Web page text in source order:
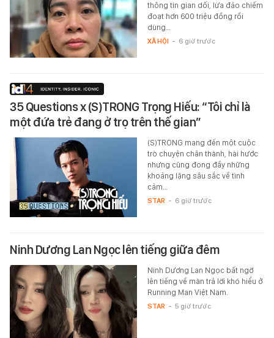
thông tin gian dối, lừa đảo chiếm
đoạt hơn 600 triệu đồng rồi
dùng…
XÃ HỘI - 6 giờ trước
35 Questions x (S)TRONG Trọng Hiếu: “Tôi chỉ là
một đứa trẻ đang ở trọ trên thế gian”
(S)TRONG mang đến một cuộc
trò chuyện chân thành, hài hước
nhưng cũng đong đầy những
khoảng lặng sâu sắc về tình
cảm…
STAR - 6 giờ trước
Ninh Dương Lan Ngọc lên tiếng giữa đêm
Ninh Dương Lan Ngọc bất ngờ
lên tiếng về màn trả lời khó hiểu ở
Running Man Việt Nam.
STAR - 5 giờ trước